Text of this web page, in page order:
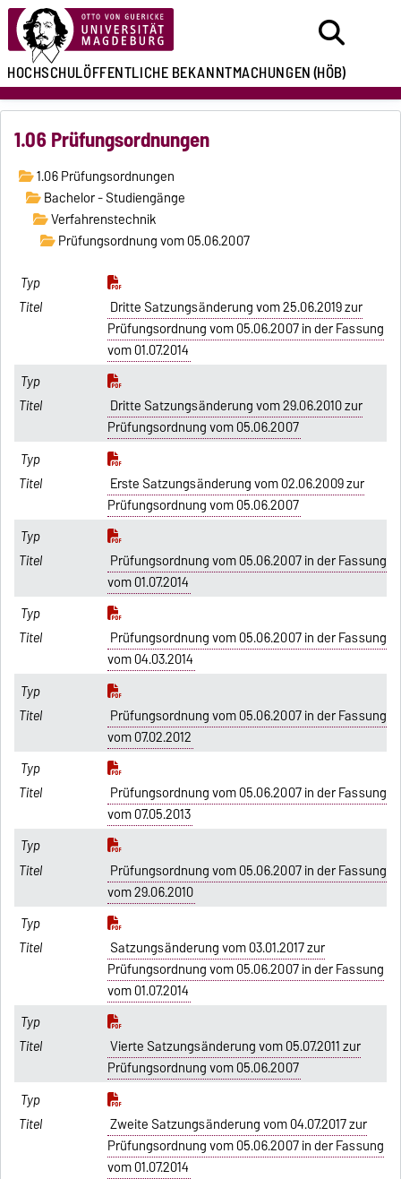
HOCHSCHULÖFFENTLICHEBEKANNTMACHUNGEN(HÖB)
1.06 Prüfungsordnungen
1.06 Prüfungsordnungen
Bachelor - Studiengänge
Verfahrenstechnik
Prüfungsordnung vom 05.06.2007
Dritte Satzungsänderung vom 25.06.2019 zur
Prüfungsordnung vom 05.06.2007 in der Fassung
vom 01.07.2014
Dritte Satzungsänderung vom 29.06.2010 zur
Prüfungsordnung vom 05.06.2007
Erste Satzungsänderung vom 02.06.2009 zur
Prüfungsordnung vom 05.06.2007
Prüfungsordnung vom 05.06.2007 in der Fassung
vom 01.07.2014
Prüfungsordnung vom 05.06.2007 in der Fassung
vom 04.03.2014
Prüfungsordnung vom 05.06.2007 in der Fassung
vom 07.02.2012
Prüfungsordnung vom 05.06.2007 in der Fassung
vom 07.05.2013
Prüfungsordnung vom 05.06.2007 in der Fassung
vom 29.06.2010
Satzungsänderung vom 03.01.2017 zur
Prüfungsordnung vom 05.06.2007 in der Fassung
vom 01.07.2014
Vierte Satzungsänderung vom 05.07.2011 zur
Prüfungsordnung vom 05.06.2007
Zweite Satzungsänderung vom 04.07.2017 zur
Prüfungsordnung vom 05.06.2007 in der Fassung
vom 01.07.2014